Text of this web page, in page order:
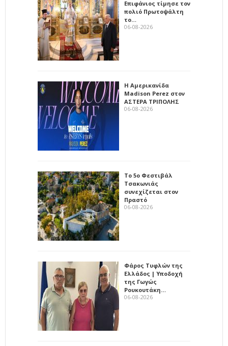
Επιφάνιος τίμησε τον
πολιό Πρωτοψάλτη
το…
06-08-2026
Η Αμερικανίδα
Madison Perez στον
ΑΣΤΕΡΑ ΤΡΙΠΟΛΗΣ
06-08-2026
Το 5ο Φεστιβάλ
Τσακωνιάς
συνεχίζεται στον
Πραστό
06-08-2026
Φάρος Τυφλών της
Ελλάδος | Υποδοχή
της Γωγώς
Ρουκουτάκη…
06-08-2026